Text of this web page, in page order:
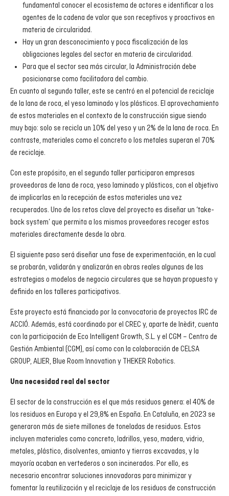
fundamental conocer el ecosistema de actores e identificar a los
agentes de la cadena de valor que son receptivos y proactivos en
materia de circularidad.
Hay un gran desconocimiento y poca fiscalización de las
obligaciones legales del sector en materia de circularidad.
Para que el sector sea más circular, la Administración debe
posicionarse como facilitadora del cambio.
En cuanto al segundo taller, este se centró en el potencial de reciclaje
de la lana de roca, el yeso laminado y los plásticos. El aprovechamiento
de estos materiales en el contexto de la construcción sigue siendo
muy bajo: solo se recicla un 10% del yeso y un 2% de la lana de roca. En
contraste, materiales como el concreto o los metales superan el 70%
de reciclaje.
Con este propósito, en el segundo taller participaron empresas
proveedoras de lana de roca, yeso laminado y plásticos, con el objetivo
de implicarlas en la recepción de estos materiales una vez
recuperados. Uno de los retos clave del proyecto es diseñar un ‘take-
back system’ que permita a los mismos proveedores recoger estos
materiales directamente desde la obra.
El siguiente paso será diseñar una fase de experimentación, en la cual
se probarán, validarán y analizarán en obras reales algunas de las
estrategias o modelos de negocio circulares que se hayan propuesto y
definido en los talleres participativos.
Este proyecto está financiado por la convocatoria de proyectos IRC de
ACCIÓ. Además, está coordinado por el CREC y, aparte de Inèdit, cuenta
con la participación de Eco Intelligent Growth, S.L. y el CGM – Centro de
Gestión Ambiental (CGM), así como con la colaboración de CELSA
GROUP, ALIER, Blue Room Innovation y THEKER Robotics.
Una necesidad real del sector
El sector de la construcción es el que más residuos genera: el 40% de
los residuos en Europa y el 29,8% en España. En Cataluña, en 2023 se
generaron más de siete millones de toneladas de residuos. Estos
incluyen materiales como concreto, ladrillos, yeso, madera, vidrio,
metales, plástico, disolventes, amianto y tierras excavadas, y la
mayoría acaban en vertederos o son incinerados. Por ello, es
necesario encontrar soluciones innovadoras para minimizar y
fomentar la reutilización y el reciclaje de los residuos de construcción